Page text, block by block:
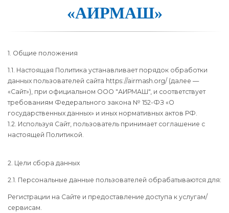
«А­ИР­МАШ»
1. Общие положения
1.1. Настоящая Политика устанавливает порядок обработки
данных пользователей сайта https://airmash.org/ (далее —
«Сайт»), при официальном ООО "АИРМАШ", и соответствует
требованиям Федерального закона № 152-ФЗ «О
государственных данных» и иных нормативных актов РФ.
1.2. Используя Сайт, пользователь принимает соглашение с
настоящей Политикой.
2. Цели сбора данных
2.1. Персональные данные пользователей обрабатываются для:
Регистрации на Сайте и предоставление доступа к услугам/
сервисам.